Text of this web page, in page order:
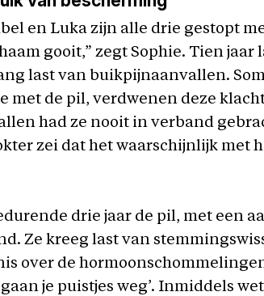
en Luka zijn alle drie gestopt
gooit,” zegt Sophie. Tien jaar
last van buikpijnaanvallen.
met de pil, verdwenen deze
had ze nooit in verband
zei dat het waarschijnlijk met
drie jaar de pil, met een
Ze kreeg last van
over de
je puistjes weg’. Inmiddels